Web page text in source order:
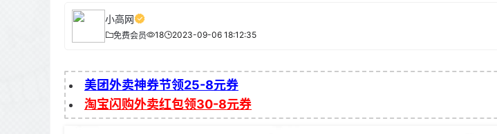
小高网
免费会员 18 2023-09-06 18:12:35
美团外卖神券节领25-8元券
淘宝闪购外卖红包领30-8元券